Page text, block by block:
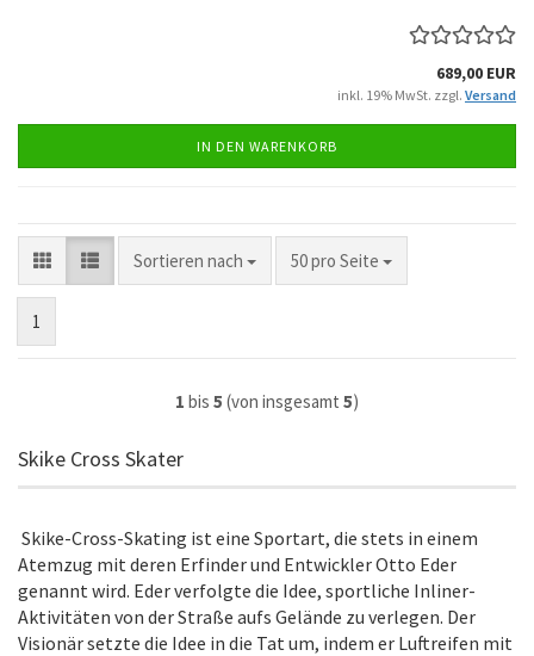
689,00 EUR
inkl. 19% MwSt. zzgl. Versand
IN DEN WARENKORB
Sortieren nach
Sortieren nach 50 pro Seite
pro Seite
1
1 bis 5 (von insgesamt 5)
Skike Cross Skater
Skike-Cross-Skating ist eine Sportart, die stets in einem
Atemzug mit deren Erfinder und Entwickler Otto Eder
genannt wird. Eder verfolgte die Idee, sportliche Inliner-
Aktivitäten von der Straße aufs Gelände zu verlegen. Der
Visionär setzte die Idee in die Tat um, indem er Luftreifen mit